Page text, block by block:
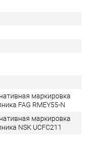
маркировка
FAG RMEY55-N
маркировка
NSK UCFC211